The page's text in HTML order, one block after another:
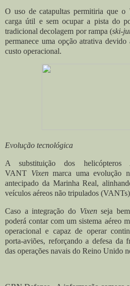
O uso de catapultas permitiria que o
carga útil e sem ocupar a pista do
tradicional decolagem por rampa (ski-
permanece uma opção atrativa
custo operacional.
Evolução tecnológica
A substituição dos helicópteros
VANT Vixenmarca uma evolução
antecipado da Marinha Real,
veículos aéreos não tripulados (VANTs
Caso a integração do Vixenseja
poderá contar com um sistema aéreo
operacional e capaz de operar
porta-aviões, reforçando a defesa da
das operações navais do Reino Unido